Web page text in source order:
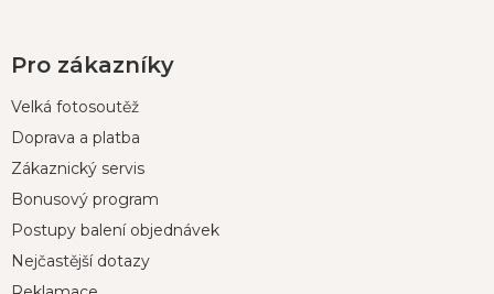
Pro zákazníky
Velká fotosoutěž
Doprava a platba
Zákaznický servis
Bonusový program
Postupy balení objednávek
Nejčastější dotazy